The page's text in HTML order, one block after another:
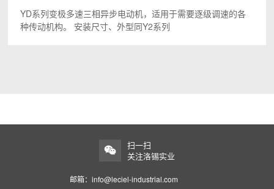
YD系列变极多速三相异步电动机，适用于需要逐级调速的各
种传动机构。 安装尺寸、外型同Y2系列
扫一扫
关注洛锡实业
邮箱：info@leciel-industrial.com